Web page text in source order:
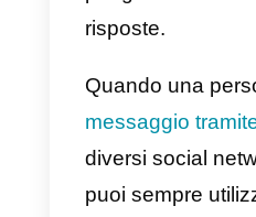
3)
Comunicare
pilastro
tratta di